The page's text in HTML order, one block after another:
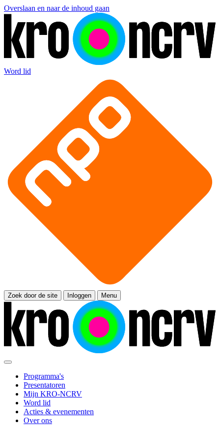
Overslaan en naar de inhoud gaan
Word lid
Zoek door de site Inloggen Menu
Programma's
Presentatoren
Mijn KRO-NCRV
Word lid
Acties & evenementen
Over ons